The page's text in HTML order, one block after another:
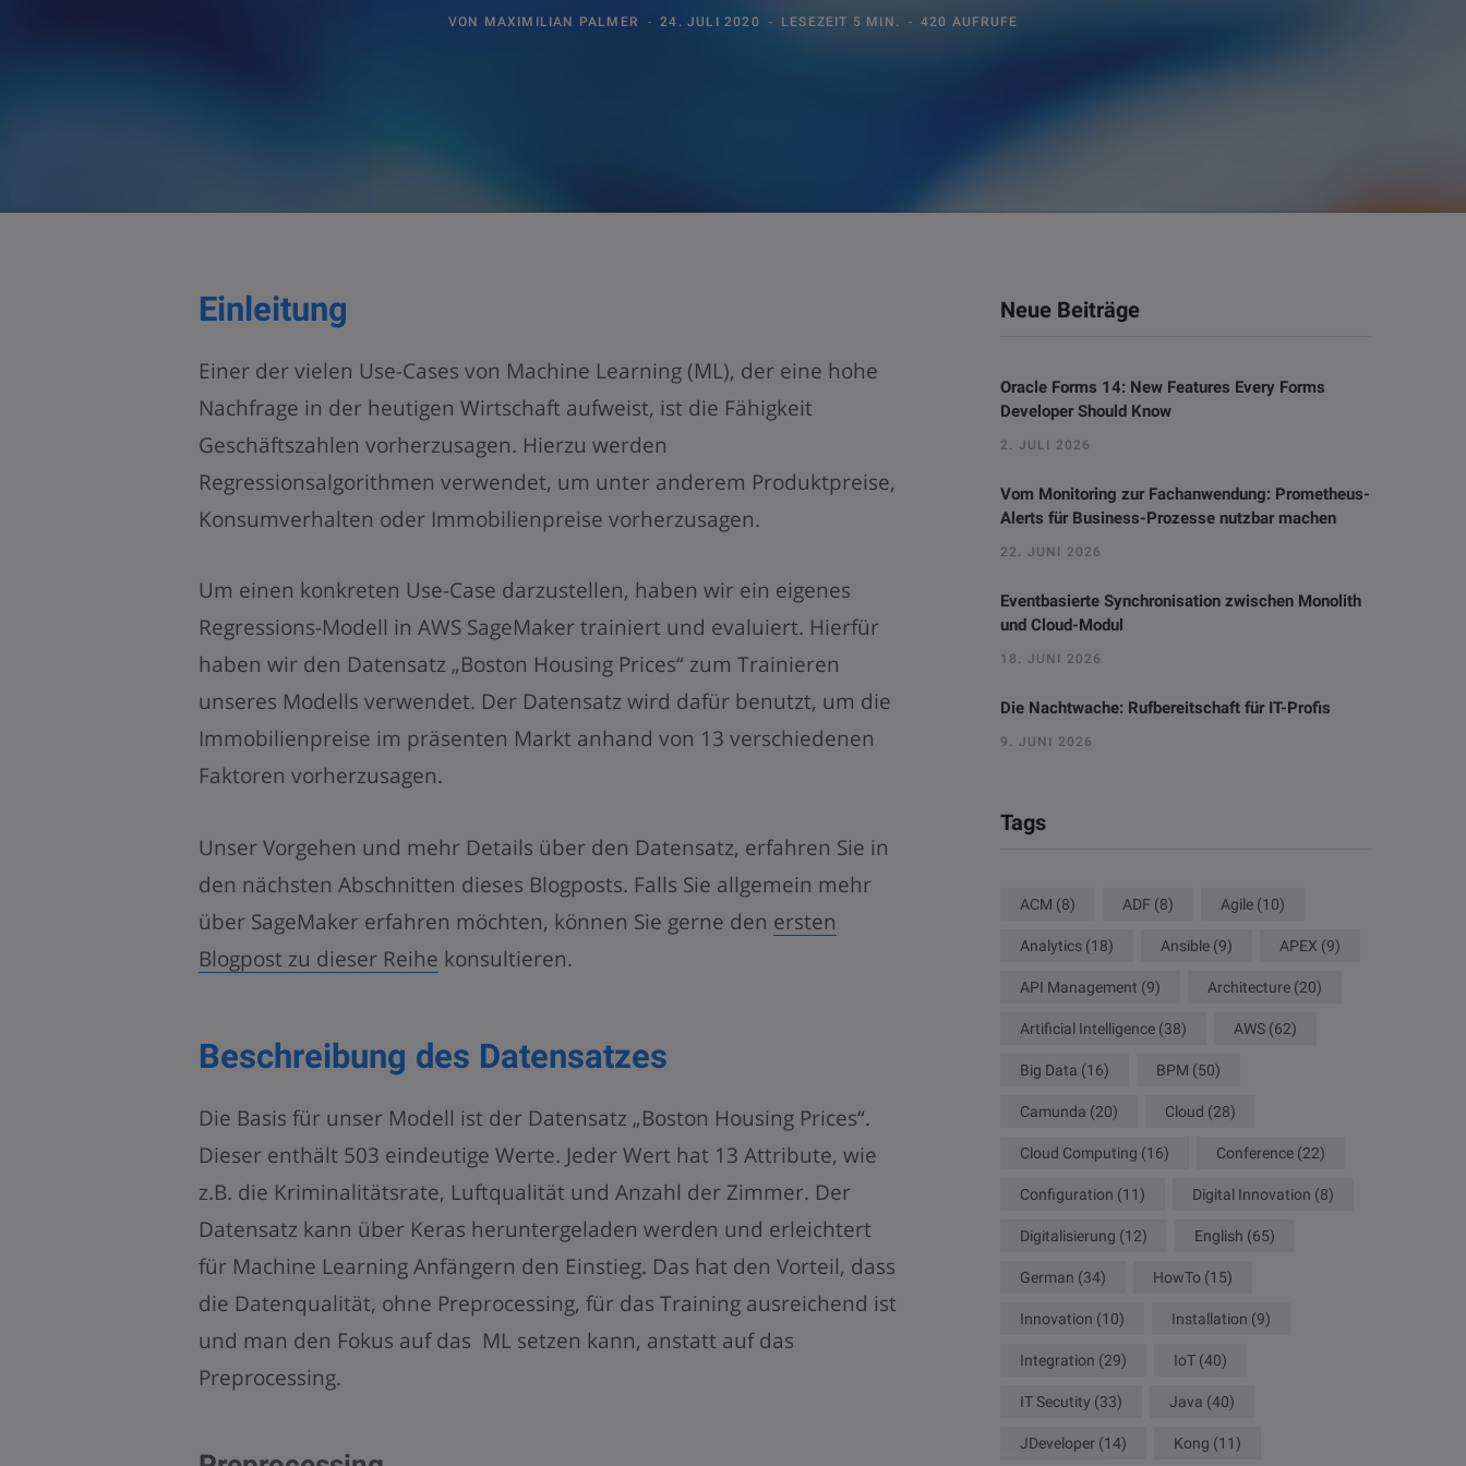
VON MAXIMILIAN PALMER 24. JULI 2020 LESEZEIT 5 MIN. 420 AUFRUFE
Einleitung
Einer der vielen Use-Cases von Machine Learning (ML), der eine hohe
Nachfrage in der heutigen Wirtschaft aufweist, ist die Fähigkeit
Geschäftszahlen vorherzusagen. Hierzu werden
Regressionsalgorithmen verwendet, um unter anderem Produktpreise,
Konsumverhalten oder Immobilienpreise vorherzusagen.
Um einen konkreten Use-Case darzustellen, haben wir ein eigenes
Regressions-Modell in AWS SageMaker trainiert und evaluiert. Hierfür
haben wir den Datensatz „Boston Housing Prices“ zum Trainieren
unseres Modells verwendet. Der Datensatz wird dafür benutzt, um die
Immobilienpreise im präsenten Markt anhand von 13 verschiedenen
Faktoren vorherzusagen.
Unser Vorgehen und mehr Details über den Datensatz, erfahren Sie in
den nächsten Abschnitten dieses Blogposts. Falls Sie allgemein mehr
über SageMaker erfahren möchten, können Sie gerne den ersten
Blogpost zu dieser Reihe konsultieren.
Beschreibung des Datensatzes
Die Basis für unser Modell ist der Datensatz „Boston Housing Prices“.
Dieser enthält 503 eindeutige Werte. Jeder Wert hat 13 Attribute, wie
z.B. die Kriminalitätsrate, Luftqualität und Anzahl der Zimmer. Der
Datensatz kann über Keras heruntergeladen werden und erleichtert
für Machine Learning Anfängern den Einstieg. Das hat den Vorteil, dass
die Datenqualität, ohne Preprocessing, für das Training ausreichend ist
und man den Fokus auf das ML setzen kann, anstatt auf das
Preprocessing.
Neue Beiträge
Oracle Forms 14: New Features Every Forms
Developer Should Know
2. JULI 2026
Vom Monitoring zur Fachanwendung: Prometheus-
Alerts für Business-Prozesse nutzbar machen
22. JUNI 2026
Eventbasierte Synchronisation zwischen Monolith
und Cloud-Modul
18. JUNI 2026
Die Nachtwache: Rufbereitschaft für IT-Profis
9. JUNI 2026
Tags
ACM (8) ADF (8) Agile (10)
Analytics (18) Ansible (9) APEX (9)
API Management (9) Architecture (20)
Artificial Intelligence (38) AWS (62)
Big Data (16) BPM (50)
Camunda (20) Cloud (28)
Cloud Computing (16) Conference (22)
Configuration (11) Digital Innovation (8)
Digitalisierung (12) English (65)
German (34) HowTo (15)
Innovation (10) Installation (9)
Integration (29) IoT (40)
IT Secutity (33) Java (40)
JDeveloper (14) Kong (11)